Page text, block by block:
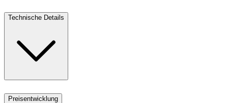
Technische Details
Preisentwicklung